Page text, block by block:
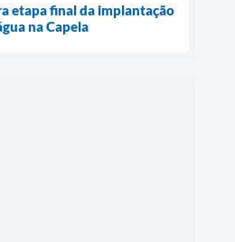
etapa final da implantação
na Capela